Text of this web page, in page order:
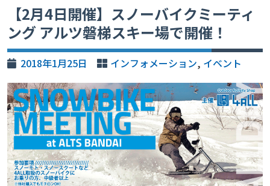
【2月4日開催】スノーバイクミーティ
ング アルツ磐梯スキー場で開催！
2018年1月25日 インフォメーション, イベント